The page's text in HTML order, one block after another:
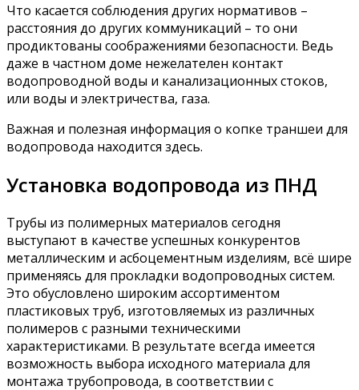
Что касается соблюдения других нормативов –
расстояния до других коммуникаций – то они
продиктованы соображениями безопасности. Ведь
даже в частном доме нежелателен контакт
водопроводной воды и канализационных стоков,
или воды и электричества, газа.
Важная и полезная информация о копке траншеи для
водопровода находится здесь.
Установка водопровода из ПНД
Трубы из полимерных материалов сегодня
выступают в качестве успешных конкурентов
металлическим и асбоцементным изделиям, всё шире
применяясь для прокладки водопроводных систем.
Это обусловлено широким ассортиментом
пластиковых труб, изготовляемых из различных
полимеров с разными техническими
характеристиками. В результате всегда имеется
возможность выбора исходного материала для
монтажа трубопровода, в соответствии с